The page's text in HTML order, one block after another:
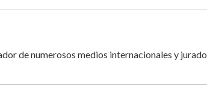
de numerosos medios internacionales y jurado